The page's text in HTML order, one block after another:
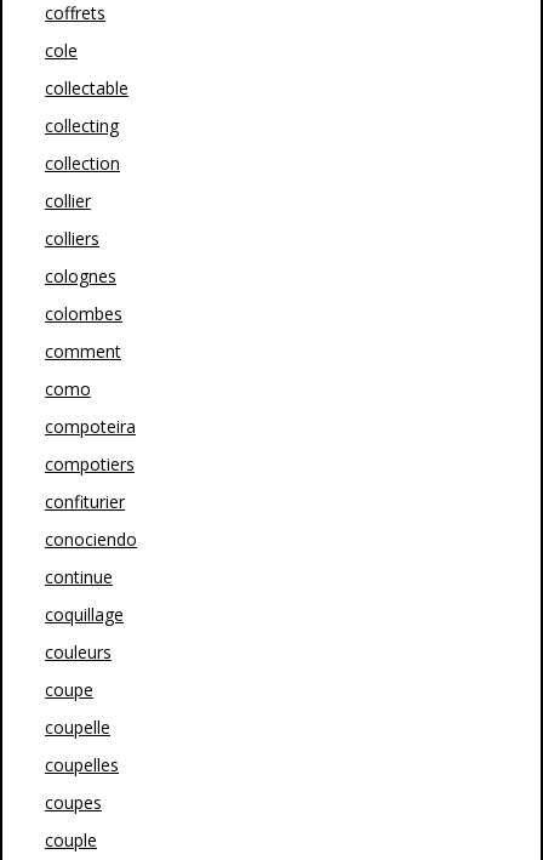
coffrets
cole
collectable
collecting
collection
collier
colliers
colognes
colombes
comment
como
compoteira
compotiers
confiturier
conociendo
continue
coquillage
couleurs
coupe
coupelle
coupelles
coupes
couple